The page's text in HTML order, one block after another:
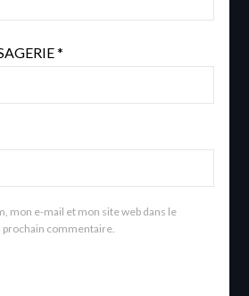
*
mon e-mail et mon site web dans le
prochain commentaire.